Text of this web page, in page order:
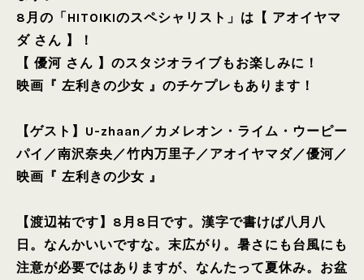
8月の「HITOIKIのスペシャリスト」は【 アオイヤマ
ダ さん 】！
【 優河 さん 】のスタジオライブもお楽しみに！
映画『 左利きの少女 』のチケプレもあります！
【ゲスト】 U-zhaan ／カメレオン・ライム・ウーピー
パイ ／南沢奈央／竹内万里子／アオイヤマダ／優河／
映画『 左利きの少女 』
【渡辺祐です】8月8日です。漢字で書けば八月八
日。なんかいいですな。末広がり。暑さにも台風にも
注意が必要ではありますが、なんたって夏休み。お盆